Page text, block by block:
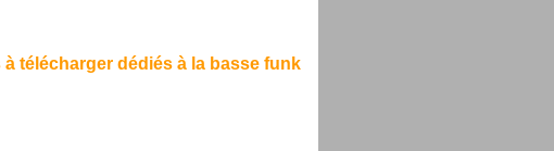
à télécharger dédiés à la basse funk